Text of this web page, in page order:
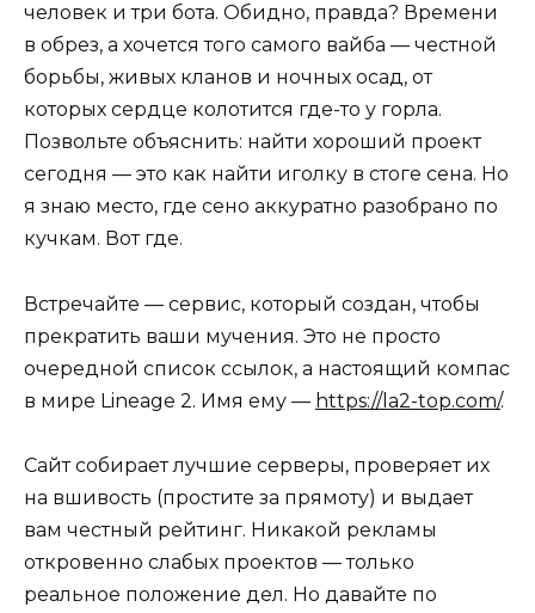
человек и три бота. Обидно, правда? Времени
в обрез, а хочется того самого вайба — честной
борьбы, живых кланов и ночных осад, от
которых сердце колотится где-то у горла.
Позвольте объяснить: найти хороший проект
сегодня — это как найти иголку в стоге сена. Но
я знаю место, где сено аккуратно разобрано по
кучкам. Вот где.
Встречайте — сервис, который создан, чтобы
прекратить ваши мучения. Это не просто
очередной список ссылок, а настоящий компас
в мире Lineage 2. Имя ему — https://la2-top.com/.
Сайт собирает лучшие серверы, проверяет их
на вшивость (простите за прямоту) и выдает
вам честный рейтинг. Никакой рекламы
откровенно слабых проектов — только
реальное положение дел. Но давайте по